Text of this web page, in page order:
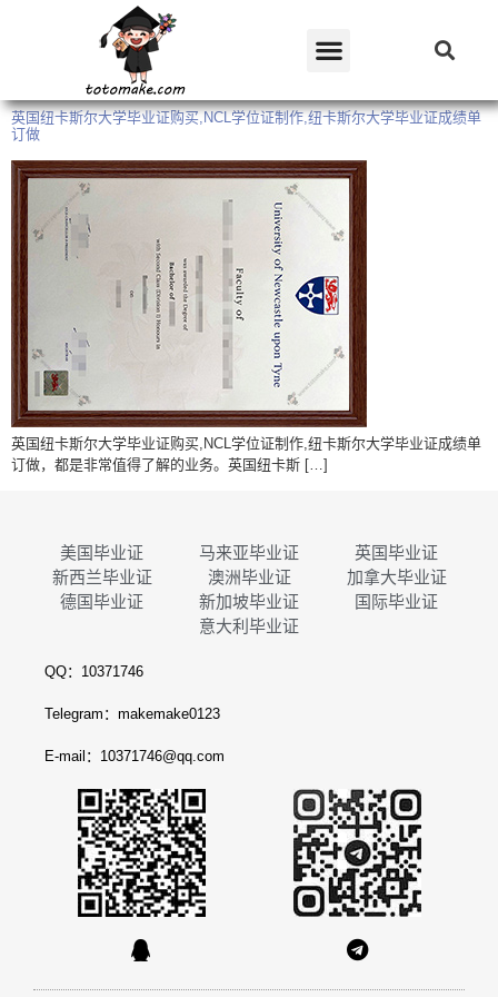
英国纽卡斯尔大学毕业证购买,NCL学位证制作,纽卡斯尔大学毕业证成绩单
订做
英国纽卡斯尔大学毕业证购买,NCL学位证制作,纽卡斯尔大学毕业证成绩单
订做，都是非常值得了解的业务。英国纽卡斯 […]
美国毕业证 马来亚毕业证
英国毕业证
新西兰毕业证
澳洲毕业证
加拿大毕业证
德国毕业证
新加坡毕业证
国际毕业证
意大利毕业证
QQ：10371746
Telegram：makemake0123
E-mail：10371746@qq.com